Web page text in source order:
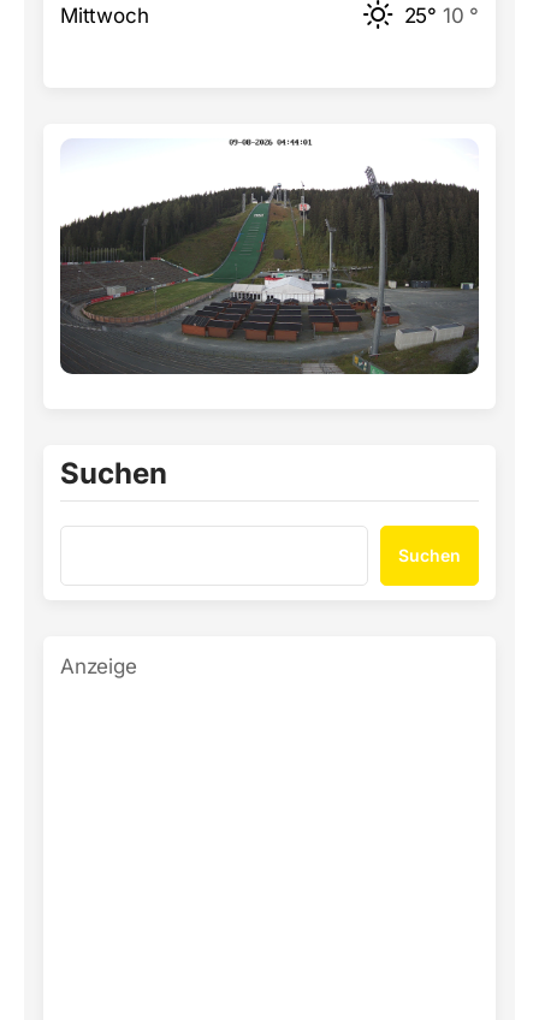
Mittwoch 25° 10 °
Suchen
Suchen
Anzeige